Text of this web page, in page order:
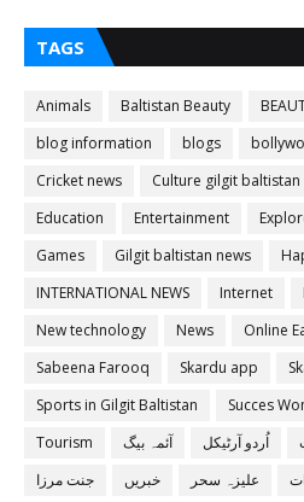
TAGS
Animals Baltistan Beauty
blog information
blogs
Cricket news
Culture gilgit baltistan
Education
Entertainment
Games
Gilgit baltistan news
INTERNATIONAL NEWS
Internet
New technology
News Online
Sabeena Farooq
Skardu app
Sports in Gilgit Baltistan
Succes
Tourism
آئمہ بیگ اُردو آرٹیکل
جنت مرزا
خبریں علیزہ سحر